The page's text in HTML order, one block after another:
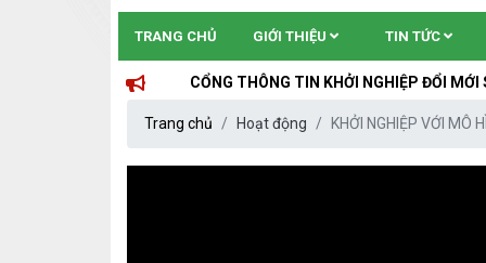
TRANG CHỦ GIỚI THIỆU TIN TỨC
CỔNG THÔNG TIN KHỞI NGHIỆP ĐỔI MỚI SÁNG TẠO
Trang chủ Hoạt động KHỞI NGHIỆP VỚI MÔ